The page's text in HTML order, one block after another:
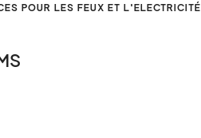
POUR LES FEUX ET L'ELECTRICITÉ